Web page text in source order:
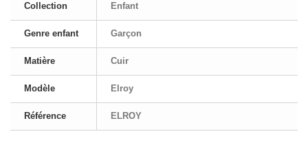
Collection Enfant
Genre enfant Garçon
Matière Cuir
Modèle Elroy
Référence ELROY